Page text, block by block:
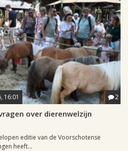
16:01 2
over dierenwelzijn
editie van de Voorschotense
heeft...